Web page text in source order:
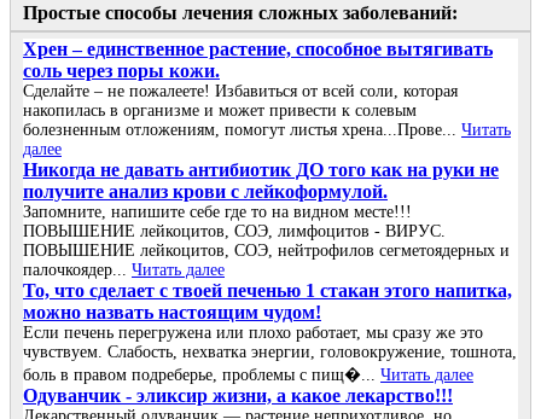
Простые способы лечения сложных заболеваний:
Хрен – единственное растение, способное вытягивать
соль через поры кожи.
Сделайте – не пожалеете! Избавиться от всей соли, которая
накопилась в организме и может привести к солевым
болезненным отложениям, помогут листья хрена...Прове... Читать
далее
Никогда не давать антибиотик ДО того как на руки не
получите анализ крови с лейкоформулой.
Запомните, напишите себе где то на видном месте!!!
ПОВЫШЕНИЕ лейкоцитов, СОЭ, лимфоцитов - ВИРУС.
ПОВЫШЕНИЕ лейкоцитов, СОЭ, нейтрофилов сегметоядерных и
палочкоядер... Читать далее
То, что сделает с твоей печенью 1 стакан этого напитка,
можно назвать настоящим чудом!
Если печень перегружена или плохо работает, мы сразу же это
чувствуем. Слабость, нехватка энергии, головокружение, тошнота,
боль в правом подреберье, проблемы с пищ�... Читать далее
Одуванчик - эликсир жизни, а какое лекарство!!!